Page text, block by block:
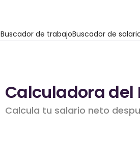
Buscador de trabajoBuscador de
Calculadora del
Calcula tu salario neto